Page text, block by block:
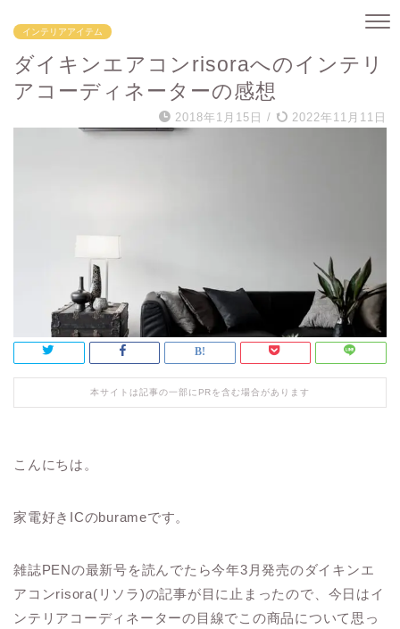
インテリアアイテム
ダイキンエアコンrisoraへのインテリ
アコーディネーターの感想
2018年1月15日 / 2022年11月11日
本サイトは記事の一部にPRを含む場合があります
こんにちは。
家電好きICのburameです。
雑誌PENの最新号を読んでたら今年3月発売のダイキンエ
アコンrisora(リソラ)の記事が目に止まったので、今日はイ
ンテリアコーディネーターの目線でこの商品について思っ